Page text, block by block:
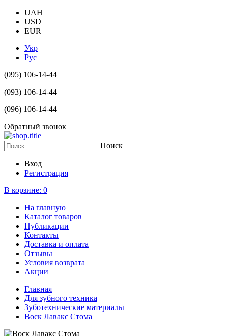
UAH
USD
EUR
Укр
Рус
(095) 106-14-44
(093) 106-14-44
(096) 106-14-44
Обратный звонок
Поиск
Вход
Регистрация
В корзине: 0
На главную
Каталог товаров
Публикации
Контакты
Доставка и оплата
Отзывы
Условия возврата
Акции
Главная
Для зубного техника
Зуботехнические материалы
Воск Лавакс Стома